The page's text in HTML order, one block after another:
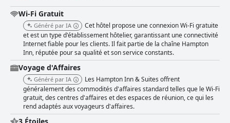
Wi-Fi Gratuit
Généré par IA
Cet hôtel propose une connexion Wi-Fi gratuite
et est un type d'établissement hôtelier, garantissant une connectivité
Internet fiable pour les clients. Il fait partie de la chaîne Hampton
Inn, réputée pour sa qualité et son service constants.
Voyage d'Affaires
Généré par IA
Les Hampton Inn & Suites offrent
généralement des commodités d'affaires standard telles que le Wi-Fi
gratuit, des centres d'affaires et des espaces de réunion, ce qui les
rend adaptés aux voyageurs d'affaires.